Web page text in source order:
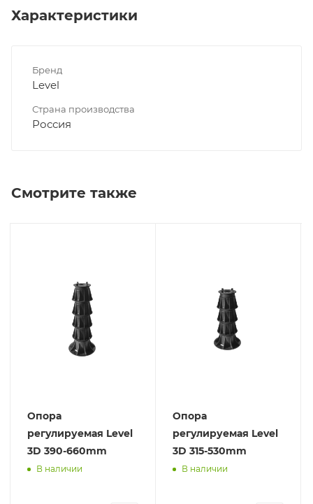
Характеристики
Бренд
Level
Страна производства
Россия
Смотрите также
Опора
регулируемая Level
3D 390-660mm
В наличии
Опора
регулируемая Level
3D 315-530mm
В наличии